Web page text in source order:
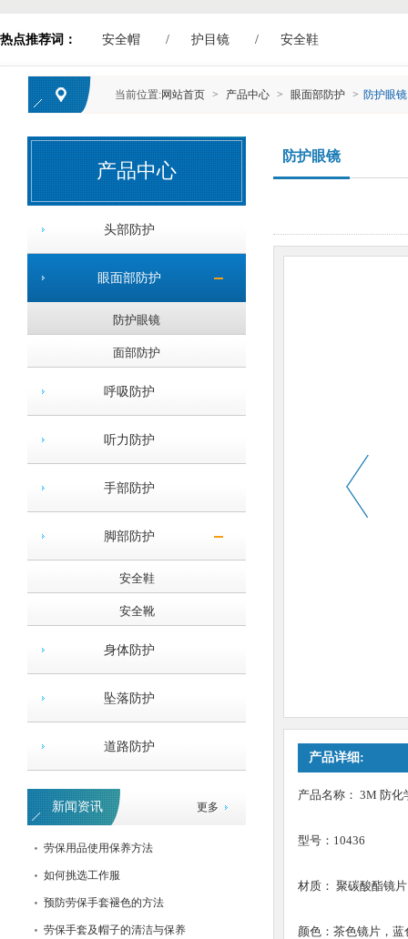
热点推荐词： 安全帽 护目镜 安全鞋
当前位置:网站首页 > 产品中心 > 眼面部防护 > 防护眼镜
产品中心
头部防护
眼面部防护
防护眼镜
面部防护
呼吸防护
听力防护
手部防护
脚部防护
安全鞋
安全靴
身体防护
坠落防护
道路防护
更多
新闻资讯
劳保用品使用保养方法
如何挑选工作服
预防劳保手套褪色的方法
劳保手套及帽子的清洁与保养
低压发泡型耳塞
防护眼镜
产品详细:
产品名称： 3M 防化
型号：10436
材质： 聚碳酸酯镜片
颜色：茶色镜片，蓝